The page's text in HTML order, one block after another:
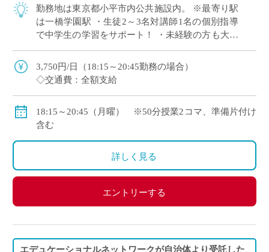
勤務地は東京都小平市内公共施設内。 ※最寄り駅
は一橋学園駅 ・生徒2～3名対講師1名の個別指導
で中学生の学習をサポート！ ・未経験の方も大歓
3,750円/日（18:15～20:45勤務の場合）
◇交通費：全額支給
18:15～20:45（月曜） ※50分授業2コマ、準備片付け
含む
詳しく見る
エントリーする
エデュケーショナルネットワークが自治体より受託した